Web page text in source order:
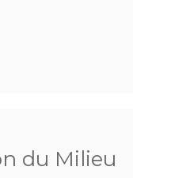
du Milieu